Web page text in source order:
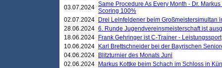
03.07.2024 Same Procedure As Every Month - Dr.
Scoring 100%
02.07.2024
Drei Leinfeldener beim Großmeistersimultan
28.06.2024 6. Runde Jugendvereinsmeisterschaft ist
18.06.2024
Frank Gehringer ist C-Trainer - Leistungssport
10.06.2024
Karl Brettschneider bei der Bayrischen
04.06.2024
Blitzturnier des Monats Juni
02.06.2024
Markus Kottke beim Schach im Schloss in